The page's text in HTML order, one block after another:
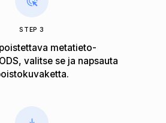
STEP 3
metatieto-
valitse se ja napsauta